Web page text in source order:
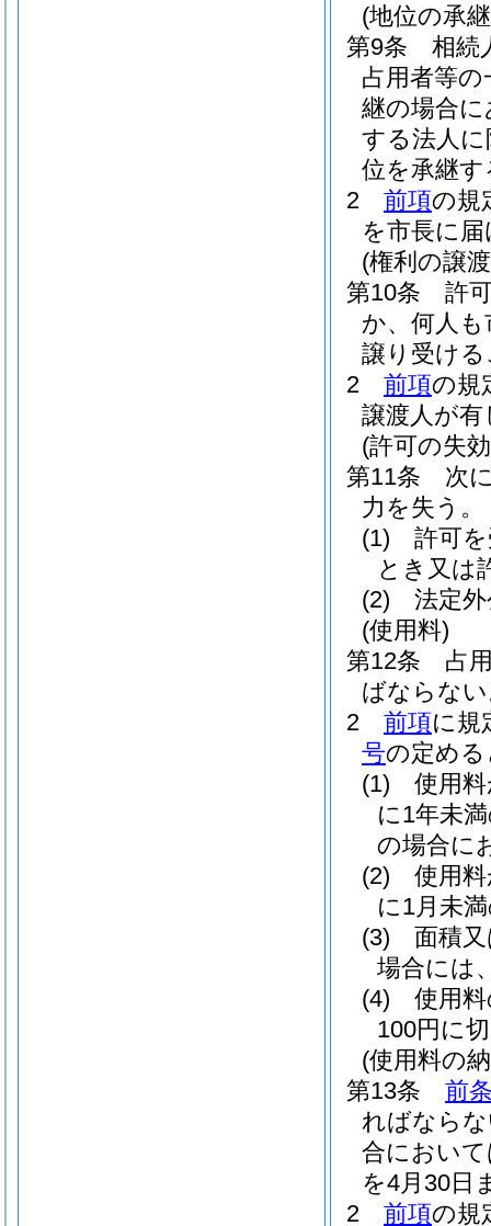
(地位の承
第9条
相続
占用者等の
継の場合
する法人
位を承継す
2
前項の規
を市長に
(権利の譲
第10条
許
か、何人
譲り受け
2
前項の規
譲渡人が
(許可の失
第11条
次
力を失う。
(1)
許可
とき又は
(2)
法定
(使用料)
第12条
占
ばならな
2
前項に規
号の定め
(1)
使用
に1年未
の場合に
(2)
使用
に1月未
(3)
面積
場合には
(4)
使用
100円に
(使用料の
第13条
前
ればなら
合におい
を4月30日
2
前項の規